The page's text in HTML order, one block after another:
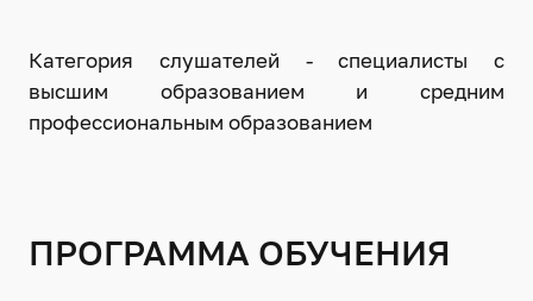
Категория слушателей - специалисты с
высшим образованием и средним
профессиональным образованием
ПРОГРАММА ОБУЧЕНИЯ